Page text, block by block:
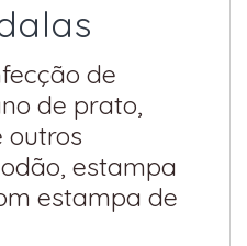
de
de prato,
outros
estampa
estampa de